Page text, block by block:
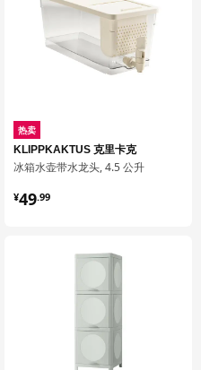
热卖
KLIPPKAKTUS 克里卡克
冰箱水壶带水龙头, 4.5 公升
¥49.99
¥ 49.99